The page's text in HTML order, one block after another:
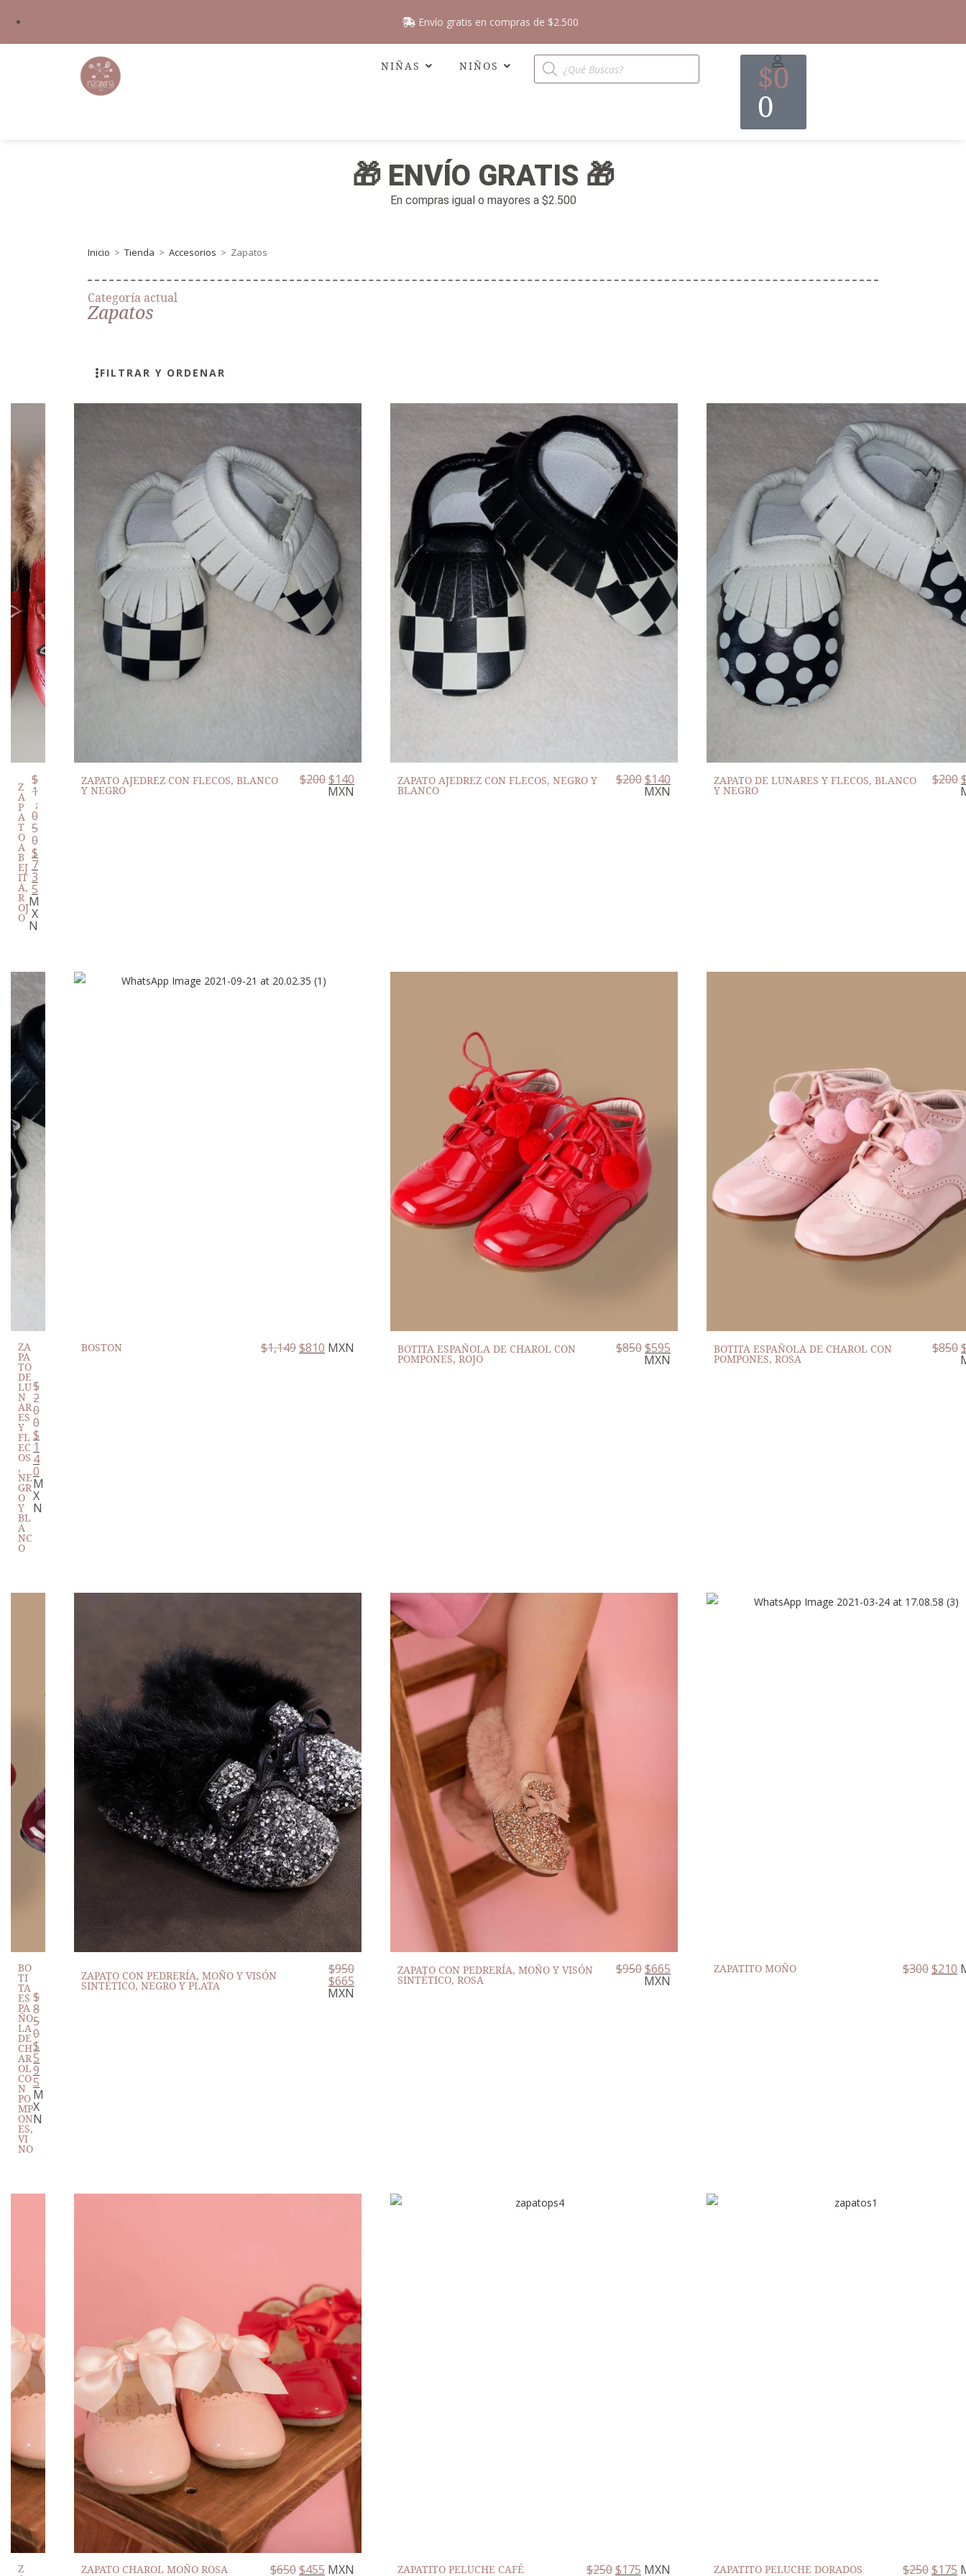
Envío gratis en compras de $2.500
NIÑAS NIÑOS $0
0
🎁 ENVÍO GRATIS 🎁
En compras igual o mayores a $2.500
Inicio > Tienda > Accesorios > Zapatos
Categoría actual
Zapatos
FILTRAR Y ORDENAR
Z
A
P
A
T
O
A
B
EJ
IT
A,
R
OJ
O
$
1
,
0
5
0
$
7
3
5
M
X
N
ZAPATO AJEDREZ CON FLECOS, BLANCO
Y NEGRO
$200$140
MXN
ZAPATO AJEDREZ CON FLECOS, NEGRO Y
BLANCO
$200$140
MXN
ZAPATO DE LUNARES Y FLECOS, BLANCO
Y NEGRO
$200
ZA
PA
TO
DE
LU
N
AR
ES
Y
FL
EC
OS
,
NE
GR
O
Y
BL
A
NC
O
$
2
0
0
$
1
4
0
M
X
N
BOSTON $1,149$810 MXN BOTITA ESPAÑOLA DE CHAROL CON
POMPONES, ROJO
$850$595
MXN
BOTITA ESPAÑOLA DE CHAROL CON
POMPONES, ROSA
$850
BO
TI
TA
ES
PA
ÑO
LA
DE
CH
AR
OL
CO
N
PO
MP
ON
ES,
VI
NO
$
8
5
0
$
5
9
5
M
X
N
ZAPATO CON PEDRERÍA, MOÑO Y VISÓN
SINTÉTICO, NEGRO Y PLATA
$950
$665
MXN
ZAPATO CON PEDRERÍA, MOÑO Y VISÓN
SINTÉTICO, ROSA
$950$665
MXN
ZAPATITO MOÑO $300$210
Z ZAPATO CHAROL MOÑO ROSA $650$455 MXN ZAPATITO PELUCHE CAFÉ $250$175 MXN ZAPATITO PELUCHE DORADOS $250$175